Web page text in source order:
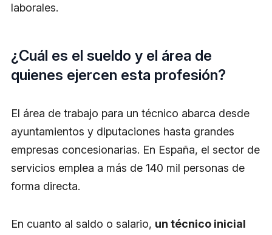
laborales.
¿Cuál es el sueldo y el área de
quienes ejercen esta profesión?
El área de trabajo para un técnico abarca desde
ayuntamientos y diputaciones hasta grandes
empresas concesionarias. En España, el sector de
servicios emplea a más de 140 mil personas de
forma directa.
En cuanto al saldo o salario, un técnico inicial